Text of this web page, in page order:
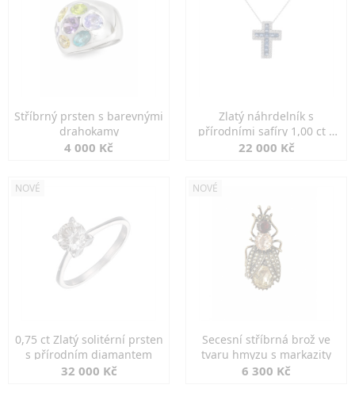
Stříbrný prsten s barevnými
drahokamy
4 000 Kč
Zlatý náhrdelník s
přírodními safíry 1,00 ct a
diamanty
22 000 Kč
NOVÉ
0,75 ct Zlatý solitérní prsten
s přírodním diamantem
32 000 Kč
NOVÉ
Secesní stříbrná brož ve
tvaru hmyzu s markazity
6 300 Kč